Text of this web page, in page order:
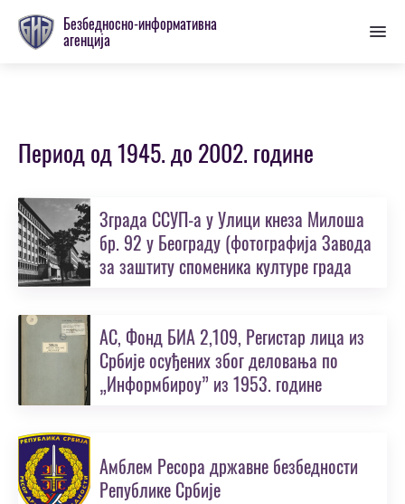
Пребаци
Безбедносно-информативна
агенција
Период од 1945. до 2002. године
Зграда ССУП-а у Улици кнеза Милоша
бр. 92 у Београду (фотографија Завода
за заштиту споменика културе града
АС, Фонд БИА 2,109, Регистар лица из
Србије осуђених због делoвања по
„Информбироу” из 1953. године
Амблем Ресора државне безбедности
Републике Србије